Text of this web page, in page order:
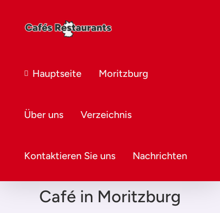
Hauptseite Moritzburg
Über uns Verzeichnis
Kontaktieren Sie uns Nachrichten
Café in Moritzburg